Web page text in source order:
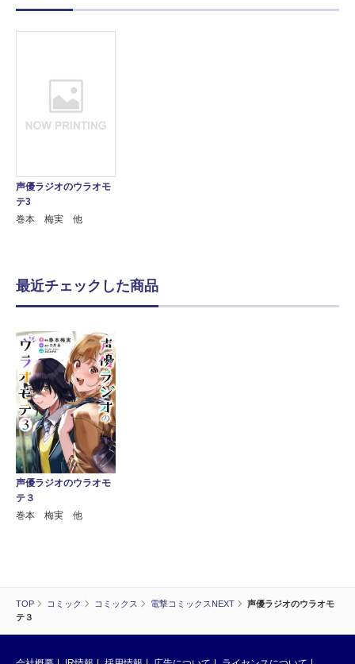
TOP コミック コミックス 電撃コミックスNEXT
声優ラジオのウラオモ
テ３
声優ラジオのウラオモ
テ3
巻本 梅実 他
最近チェックした商品
声優ラジオのウラオモ
テ３
巻本 梅実 他